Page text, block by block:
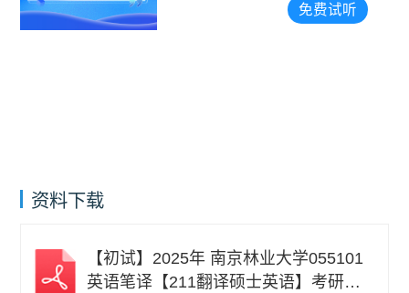
免费试听
资料下载
【初试】2025年 南京林业大学055101
英语笔译【211翻译硕士英语】考研精